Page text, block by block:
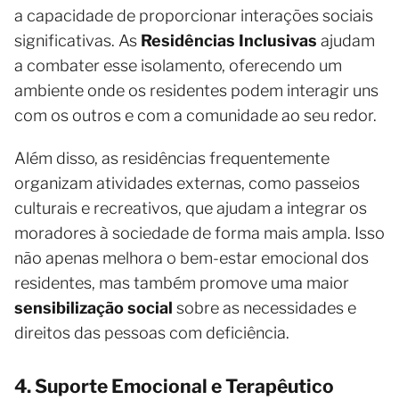
a capacidade de proporcionar interações sociais
significativas. As Residências Inclusivas ajudam
a combater esse isolamento, oferecendo um
ambiente onde os residentes podem interagir uns
com os outros e com a comunidade ao seu redor.
Além disso, as residências frequentemente
organizam atividades externas, como passeios
culturais e recreativos, que ajudam a integrar os
moradores à sociedade de forma mais ampla. Isso
não apenas melhora o bem-estar emocional dos
residentes, mas também promove uma maior
sensibilização social sobre as necessidades e
direitos das pessoas com deficiência.
4. Suporte Emocional e Terapêutico